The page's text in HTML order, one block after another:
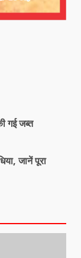
गई जब्त
जानें पूरा